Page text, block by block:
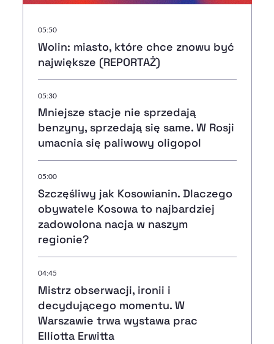
05:50
Wolin: miasto, które chce znowu być
największe (REPORTAŻ)
05:30
Mniejsze stacje nie sprzedają
benzyny, sprzedają się same. W Rosji
umacnia się paliwowy oligopol
05:00
Szczęśliwy jak Kosowianin. Dlaczego
obywatele Kosowa to najbardziej
zadowolona nacja w naszym
regionie?
04:45
Mistrz obserwacji, ironii i
decydującego momentu. W
Warszawie trwa wystawa prac
Elliotta Erwitta